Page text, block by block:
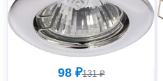
98 ₽131 ₽